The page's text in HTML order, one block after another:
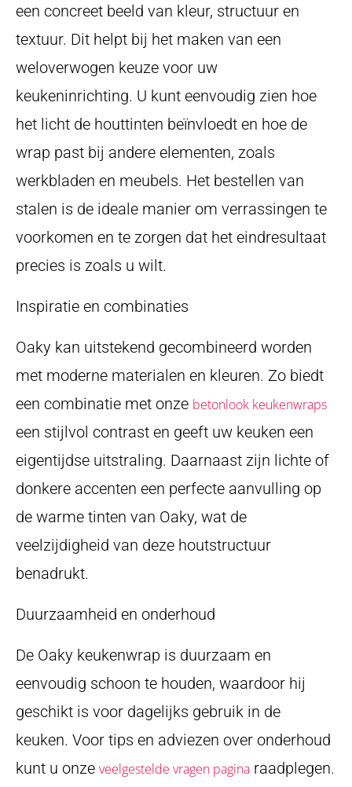
een concreet beeld van kleur, structuur en
textuur. Dit helpt bij het maken van een
weloverwogen keuze voor uw
keukeninrichting. U kunt eenvoudig zien hoe
het licht de houttinten beïnvloedt en hoe de
wrap past bij andere elementen, zoals
werkbladen en meubels. Het bestellen van
stalen is de ideale manier om verrassingen te
voorkomen en te zorgen dat het eindresultaat
precies is zoals u wilt.
Inspiratie en combinaties
Oaky kan uitstekend gecombineerd worden
met moderne materialen en kleuren. Zo biedt
een combinatie met onze betonlook keukenwraps
een stijlvol contrast en geeft uw keuken een
eigentijdse uitstraling. Daarnaast zijn lichte of
donkere accenten een perfecte aanvulling op
de warme tinten van Oaky, wat de
veelzijdigheid van deze houtstructuur
benadrukt.
Duurzaamheid en onderhoud
De Oaky keukenwrap is duurzaam en
eenvoudig schoon te houden, waardoor hij
geschikt is voor dagelijks gebruik in de
keuken. Voor tips en adviezen over onderhoud
kunt u onze veelgestelde vragen pagina raadplegen.